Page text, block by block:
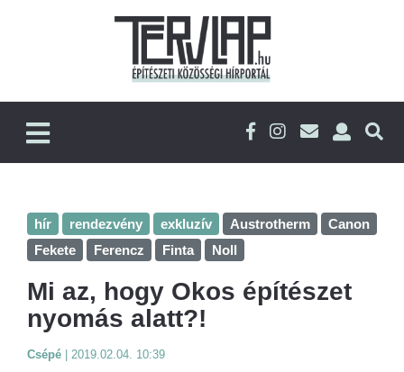
hír rendezvény exkluzív Austrotherm
Canon
Fekete
Ferencz Finta Noll
Mi az, hogy Okos építészet
nyomás alatt?!
Csépé 2019.02.04. 10:39